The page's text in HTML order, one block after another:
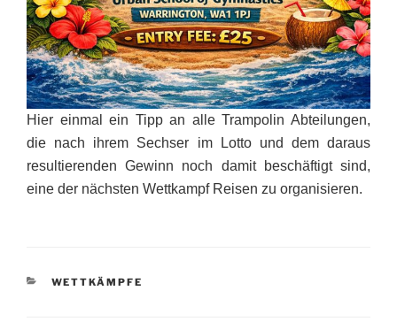
Hier einmal ein Tipp an alle Trampolin Abteilungen,
die nach ihrem Sechser im Lotto und dem daraus
resultierenden Gewinn noch damit beschäftigt sind,
eine der nächsten Wettkampf Reisen zu organisieren.
KATEGORIEN
WETTKÄMPFE